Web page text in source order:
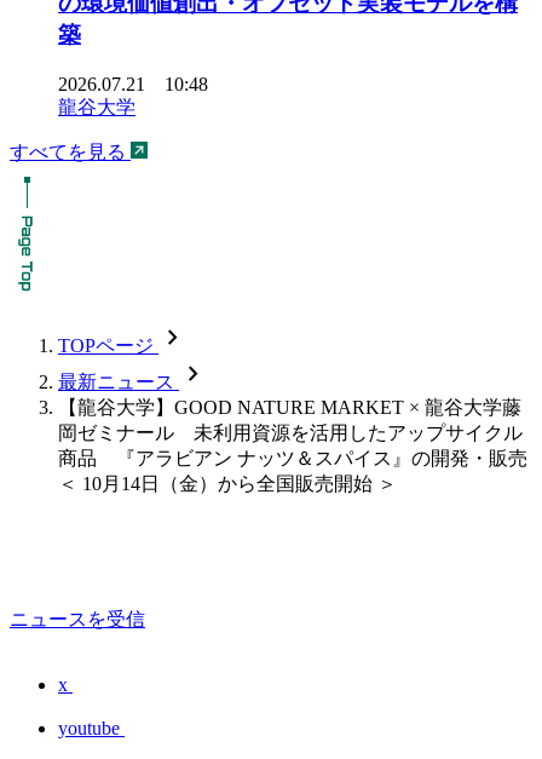
築
2026.07.21 10:48
龍谷大学
すべてを見る
TOPページ chevron_forward
最新ニュース chevron_forward
【龍谷大学】GOOD NATURE MARKET × 龍谷大学藤
岡ゼミナール 未利用資源を活用したアップサイクル
商品 『アラビアン ナッツ＆スパイス』の開発・販売
＜ 10月14日（金）から全国販売開始 ＞
ニュースを受信
x
youtube